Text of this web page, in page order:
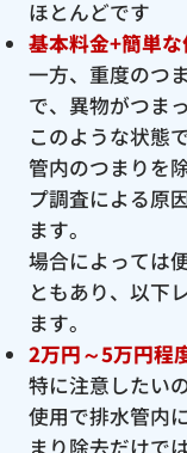
ほとんどです
基本料金+簡単
一方、重度のつ
で、異物がつま
このような状態
管内のつまりを
プ調査による原
ます。
場合によっては
ともあり、以下
ます。
2万円～5万円程
特に注意したい
使用で排水管内
まり除去だけで